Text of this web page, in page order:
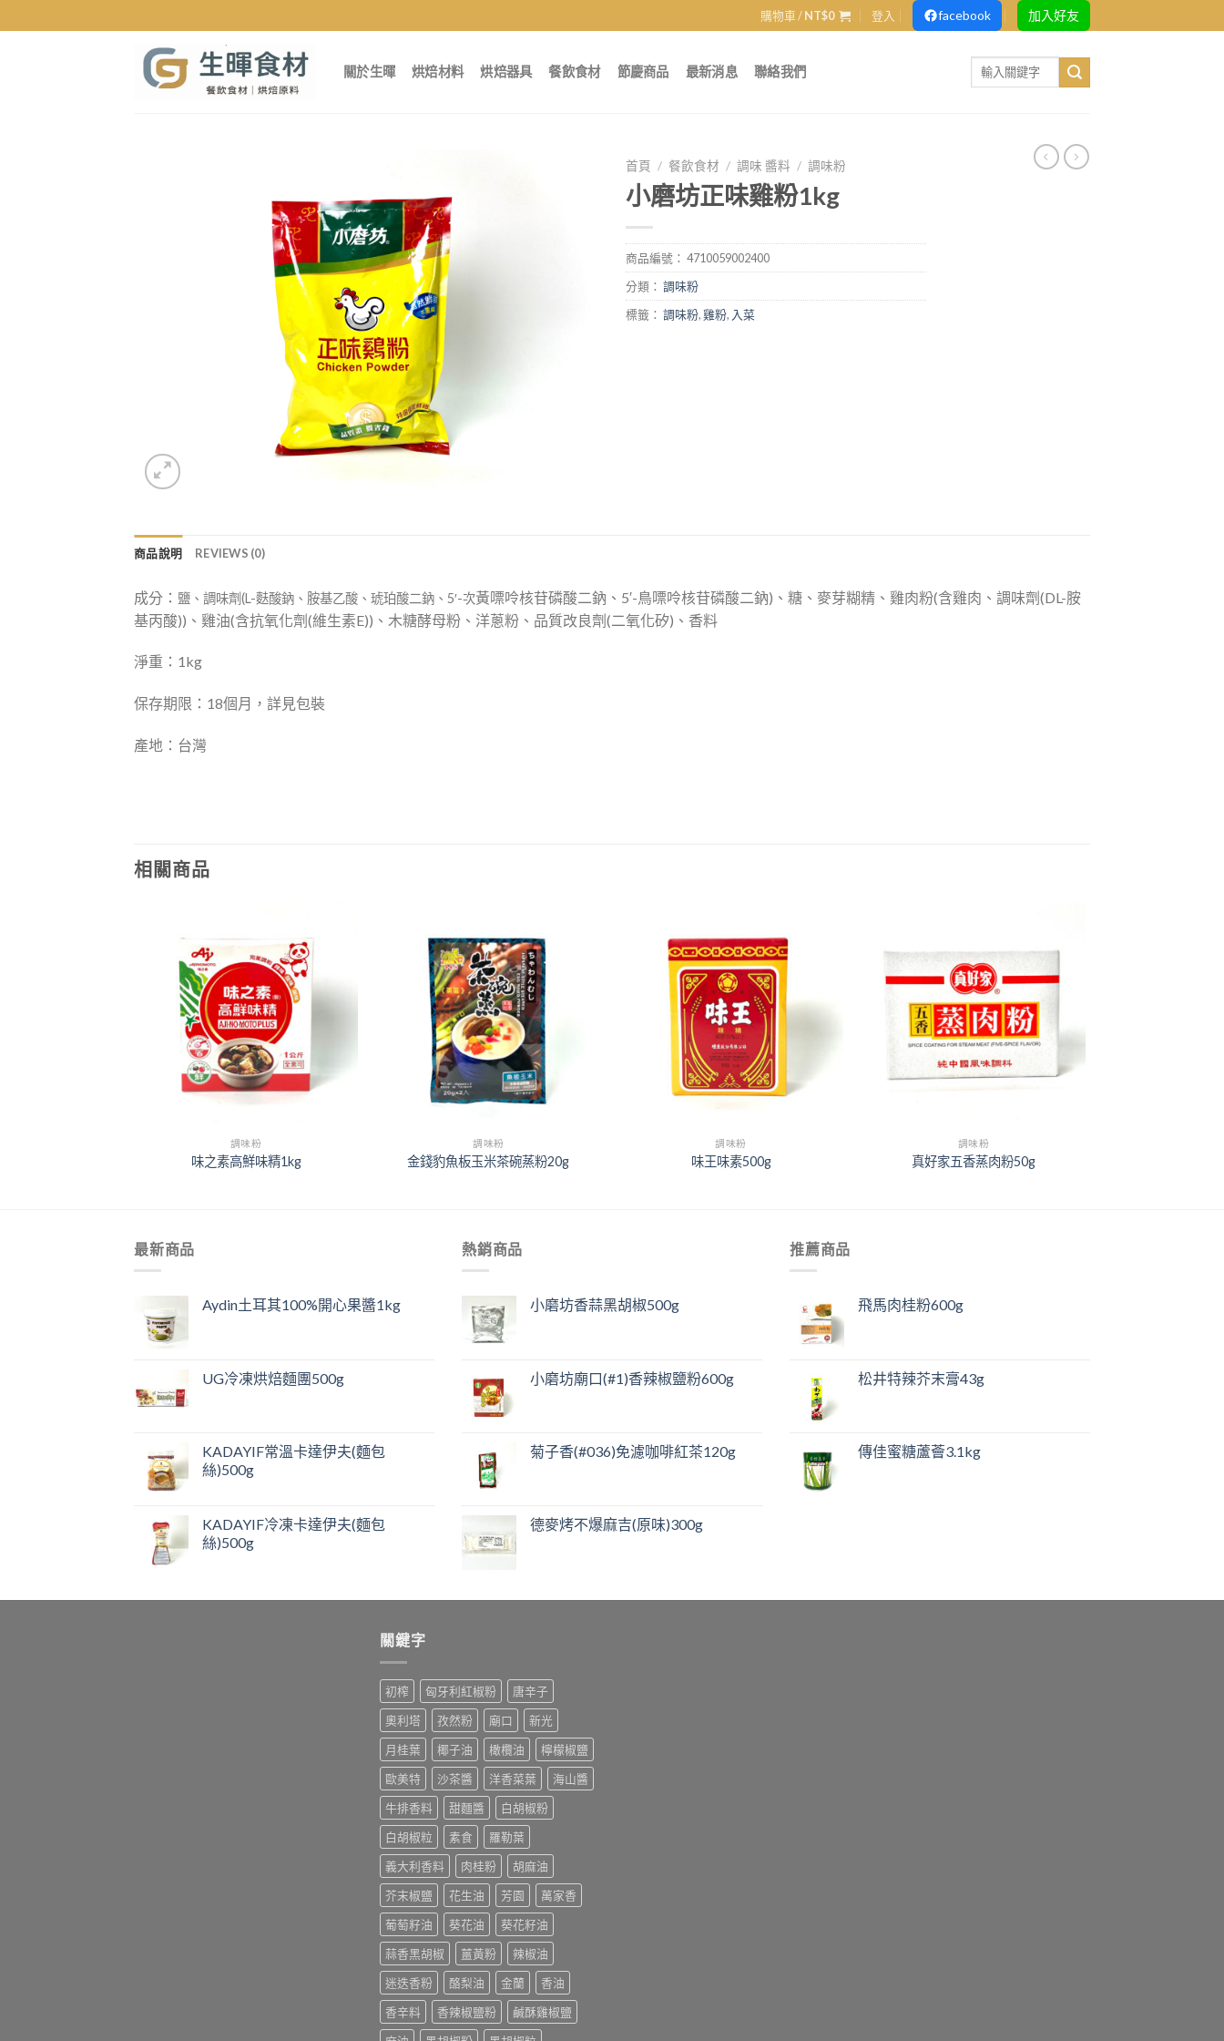
to
購物車 /NT$0 登入 facebook 加入好友
關於生暉 烘焙材料 烘焙器具 餐飲食材 節慶商品 最新消息 聯絡我們
Search
for:
首頁 / 餐飲食材 / 調味 醬料 / 調味粉
小磨坊正味雞粉1kg
商品編號： 4710059002400
分類： 調味粉
標籤： 調味粉,雞粉, 入菜
商品說明 REVIEWS (0)
成分： 鹽、調味劑(L-麩酸鈉、胺基乙酸、琥珀酸二鈉、5′-次黃嘌呤核苷磷酸二鈉、5′-鳥嘌呤核苷磷酸二鈉)、糖、麥芽糊精、雞肉粉(含雞肉、調味劑(DL-胺
基丙酸))、雞油(含抗氧化劑(維生素E))、木糖酵母粉、洋蔥粉、品質改良劑(二氧化矽)、香料
淨重：1kg
保存期限：18個月，詳見包裝
產地：台灣
相關商品
調味粉
味之素高鮮味精1kg
調味粉
金錢豹魚板玉米茶碗蒸粉20g
調味粉
味王味素500g
調味粉
真好家五香蒸肉粉50g
最新商品
Aydin土耳其100%開心果醬1kg
UG冷凍烘焙麵團500g
KADAYIF常溫卡達伊夫(麵包
絲)500g
KADAYIF冷凍卡達伊夫(麵包
絲)500g
熱銷商品
小磨坊香蒜黑胡椒500g
小磨坊廟口(#1)香辣椒鹽粉600g
菊子香(#036)免濾咖啡紅茶120g
德麥烤不爆麻吉(原味)300g
推薦商品
飛馬肉桂粉600g
松井特辣芥末膏43g
傳佳蜜糖蘆薈3.1kg
關鍵字
初榨 匈牙利紅椒粉
唐辛子
奧利塔
孜然粉 廟口
新光
月桂葉
椰子油 橄欖油
檸檬椒鹽
歐美特
沙茶醬 洋香菜葉
海山醬
牛排香料
甜麵醬
白胡椒粉
白胡椒粒
素食
羅勒葉
義大利香料
肉桂粉
胡麻油
芥末椒鹽
花生油 芳園
萬家香
葡萄籽油
葵花油
葵花籽油
蒜香黑胡椒
薑黃粉
辣椒油
迷迭香粉
酪梨油 金蘭
香油
香辛料
香辣椒鹽粉
鹹酥雞椒鹽